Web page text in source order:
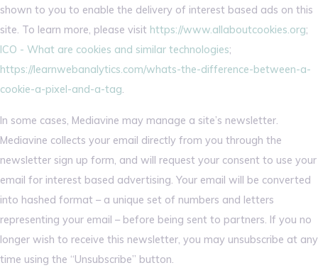
shown to you to enable the delivery of interest based ads on this
site. To learn more, please visit https://www.allaboutcookies.org;
ICO - What are cookies and similar technologies;
https://learnwebanalytics.com/whats-the-difference-between-a-
cookie-a-pixel-and-a-tag.
In some cases, Mediavine may manage a site’s newsletter.
Mediavine collects your email directly from you through the
newsletter sign up form, and will request your consent to use your
email for interest based advertising. Your email will be converted
into hashed format – a unique set of numbers and letters
representing your email – before being sent to partners. If you no
longer wish to receive this newsletter, you may unsubscribe at any
time using the “Unsubscribe” button.